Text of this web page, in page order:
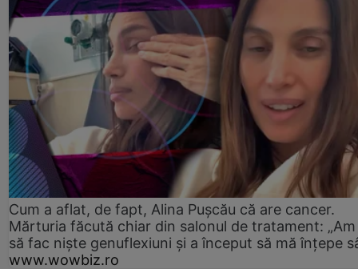
Cum a aflat, de fapt, Alina Pușcău că are cancer.
Mărturia făcută chiar din salonul de tratament:
să fac niște genuflexiuni și a început să mă înțepe
www.wowbiz.ro